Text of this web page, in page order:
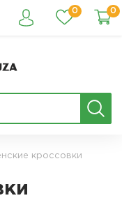
0 0
кроссовки